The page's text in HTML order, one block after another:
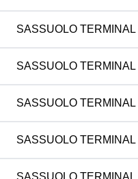
SASSUOLO TERMINAL
SASSUOLO TERMINAL
SASSUOLO TERMINAL
SASSUOLO TERMINAL
SASSUOLO TERMINAL